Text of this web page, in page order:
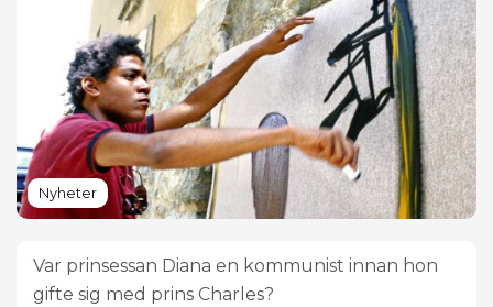
Nyheter
Var prinsessan Diana en kommunist innan hon
gifte sig med prins Charles?